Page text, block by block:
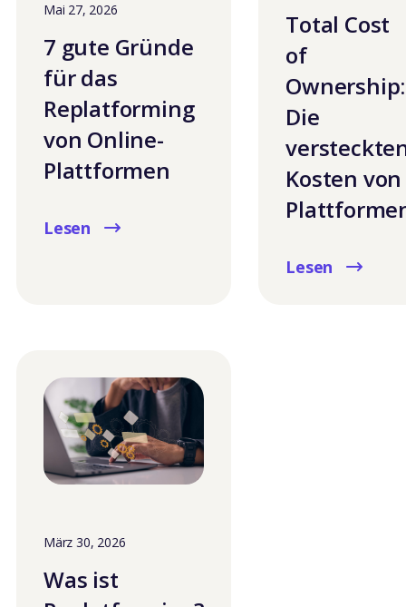
Mai 27, 2026
7 gute Gründe
für das
Replatforming
von Online-
Plattformen
Lesen
Total Cost
of
Ownership:
Die
Kosten von
Lesen
März 30, 2026
Was ist